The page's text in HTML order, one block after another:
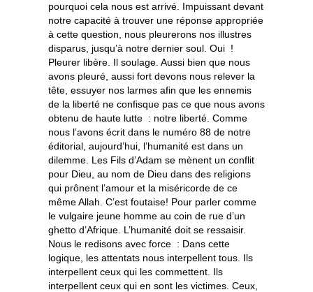
pourquoi cela nous est arrivé. Impuissant devant
notre capacité à trouver une réponse appropriée
à cette question, nous pleurerons nos illustres
disparus, jusqu’à notre dernier soul. Oui !
Pleurer libère. Il soulage. Aussi bien que nous
avons pleuré, aussi fort devons nous relever la
tête, essuyer nos larmes afin que les ennemis
de la liberté ne confisque pas ce que nous avons
obtenu de haute lutte : notre liberté. Comme
nous l’avons écrit dans le numéro 88 de notre
éditorial, aujourd’hui, l’humanité est dans un
dilemme. Les Fils d’Adam se mènent un conflit
pour Dieu, au nom de Dieu dans des religions
qui prônent l’amour et la miséricorde de ce
même Allah. C’est foutaise! Pour parler comme
le vulgaire jeune homme au coin de rue d’un
ghetto d’Afrique. L’humanité doit se ressaisir.
Nous le redisons avec force : Dans cette
logique, les attentats nous interpellent tous. Ils
interpellent ceux qui les commettent. Ils
interpellent ceux qui en sont les victimes. Ceux,